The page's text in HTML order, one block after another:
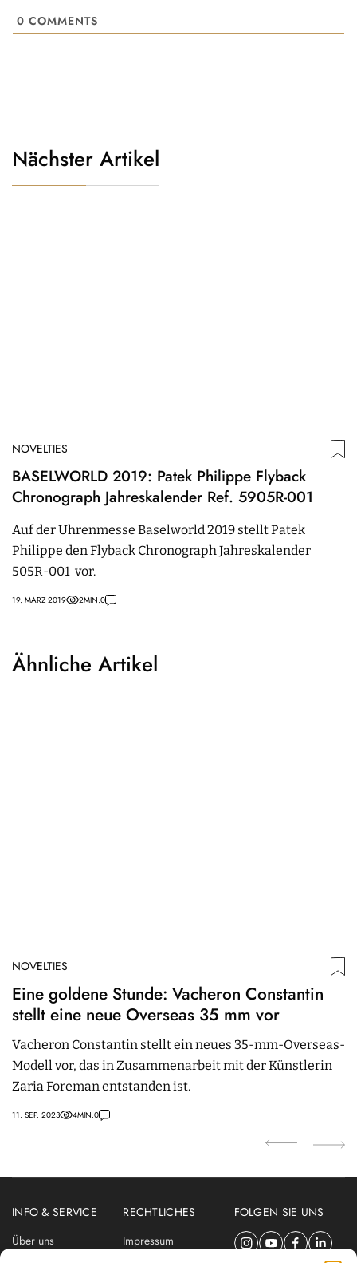
0 COMMENTS
Nächster Artikel
NOVELTIES
BASELWORLD 2019: Patek Philippe Flyback
Chronograph Jahreskalender Ref. 5905R-001
Auf der Uhrenmesse Baselworld 2019 stellt Patek
Philippe den Flyback Chronograph Jahreskalender
505R-001 vor.
19. MÄRZ 2019 2MIN.0
Ähnliche Artikel
NOVELTIES
Eine goldene Stunde: Vacheron Constantin
stellt eine neue Overseas 35 mm vor
Vacheron Constantin stellt ein neues 35-mm-Overseas-
Modell vor, das in Zusammenarbeit mit der Künstlerin
Zaria Foreman entstanden ist.
11. SEP. 2023 4MIN.0
INFO & SERVICE
Über uns
RECHTLICHES
Impressum
FOLGEN SIE UNS